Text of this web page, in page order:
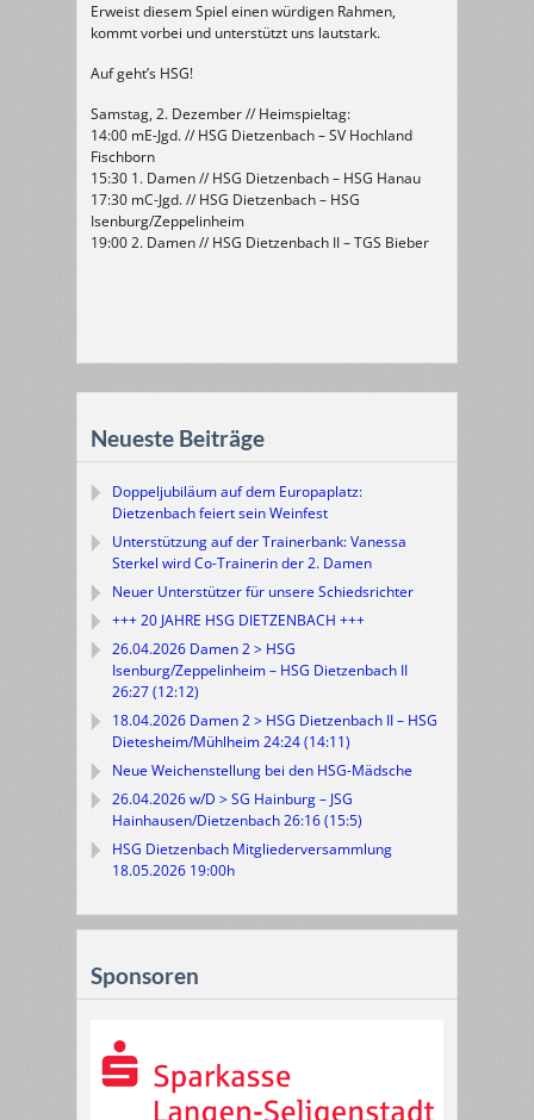
Erweist diesem Spiel einen würdigen Rahmen,
kommt vorbei und unterstützt uns lautstark.
Auf geht’s HSG!
Samstag, 2. Dezember // Heimspieltag:
14:00 mE-Jgd. // HSG Dietzenbach – SV Hochland
Fischborn
15:30 1. Damen // HSG Dietzenbach – HSG Hanau
17:30 mC-Jgd. // HSG Dietzenbach – HSG
Isenburg/Zeppelinheim
19:00 2. Damen // HSG Dietzenbach II – TGS Bieber
Neueste Beiträge
Doppeljubiläum auf dem Europaplatz:
Dietzenbach feiert sein Weinfest
Unterstützung auf der Trainerbank: Vanessa
Sterkel wird Co-Trainerin der 2. Damen
Neuer Unterstützer für unsere Schiedsrichter
+++ 20 JAHRE HSG DIETZENBACH +++
26.04.2026 Damen 2 > HSG
Isenburg/Zeppelinheim – HSG Dietzenbach II
26:27 (12:12)
18.04.2026 Damen 2 > HSG Dietzenbach II – HSG
Dietesheim/Mühlheim 24:24 (14:11)
Neue Weichenstellung bei den HSG-Mädsche
26.04.2026 w/D > SG Hainburg – JSG
Hainhausen/Dietzenbach 26:16 (15:5)
HSG Dietzenbach Mitgliederversammlung
18.05.2026 19:00h
Sponsoren